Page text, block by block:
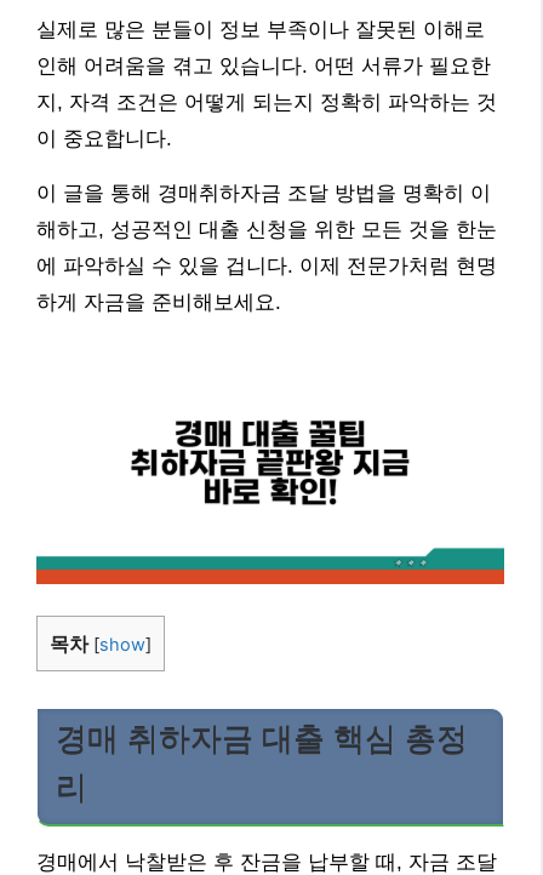
실제로 많은 분들이 정보 부족이나 잘못된 이해로
인해 어려움을 겪고 있습니다. 어떤 서류가 필요한
지, 자격 조건은 어떻게 되는지 정확히 파악하는 것
이 중요합니다.
이 글을 통해 경매취하자금 조달 방법을 명확히 이
해하고, 성공적인 대출 신청을 위한 모든 것을 한눈
에 파악하실 수 있을 겁니다. 이제 전문가처럼 현명
하게 자금을 준비해보세요.
목차 [show]
경매 취하자금 대출 핵심 총정
리
경매에서 낙찰받은 후 잔금을 납부할 때, 자금 조달